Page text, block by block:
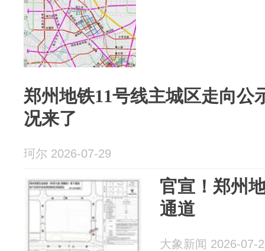
郑州地铁11号线主城区走向公
况来了
珂尔 2026-07-29
官宣！郑州
通道
大象新闻 2026-07-